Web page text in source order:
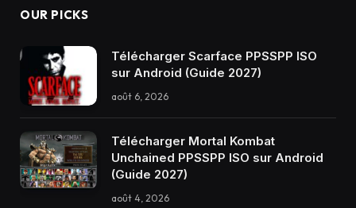
OUR PICKS
Télécharger Scarface PPSSPP ISO
sur Android (Guide 2027)
août 6, 2026
Télécharger Mortal Kombat
Unchained PPSSPP ISO sur Android
(Guide 2027)
août 4, 2026